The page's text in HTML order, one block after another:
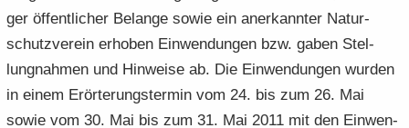
ger öf­fent­li­cher Be­lan­ge sowie ein an­er­kann­ter Na­tur­
schutz­ver­ein er­ho­ben Ein­wen­dun­gen bzw. gaben Stel­
lung­nah­men und Hin­wei­se ab. Die Ein­wen­dun­gen wur­den
in einem Er­ör­te­rungs­ter­min vom 24. bis zum 26. Mai
sowie vom 30. Mai bis zum 31. Mai 2011 mit den Ein­wen­